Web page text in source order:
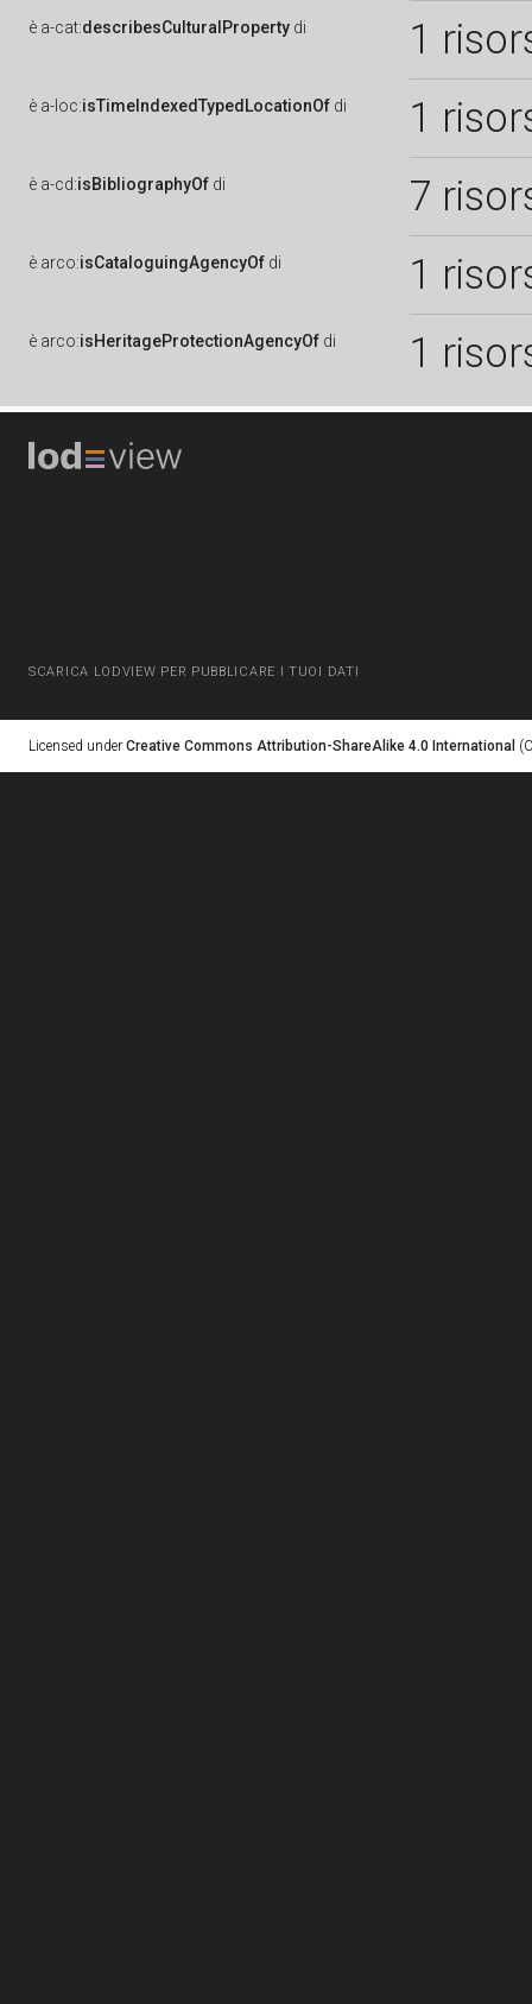
è a-cat:describesCulturalProperty di 1
è a-loc:isTimeIndexedTypedLocationOf di 1
è a-cd:isBibliographyOf di 7
è arco:isCataloguingAgencyOf di 1
è arco:isHeritageProtectionAgencyOf di 1
SCARICA LODVIEW PER PUBBLICARE I TUOI DATI
Licensed under Creative Commons Attribution-ShareAlike 4.0 International